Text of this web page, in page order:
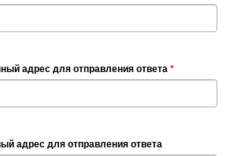
адрес для отправления ответа *
адрес для отправления ответа